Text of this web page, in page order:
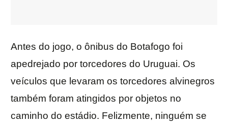
Antes do jogo, o ônibus do Botafogo foi
apedrejado por torcedores do Uruguai. Os
veículos que levaram os torcedores alvinegros
também foram atingidos por objetos no
caminho do estádio. Felizmente, ninguém se